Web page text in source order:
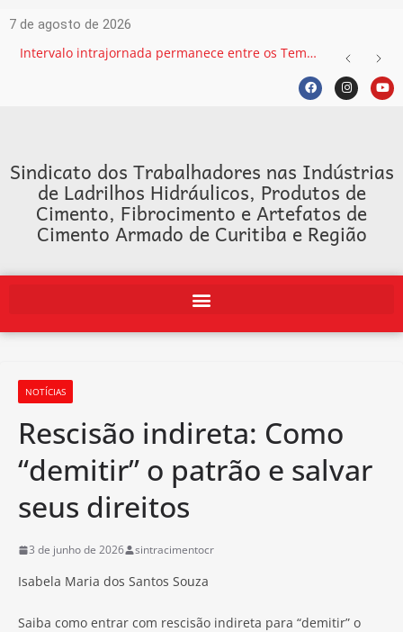
7 de agosto de 2026
Intervalo intrajornada permanece entre os Temas mais recorrentes na Justiça do Trabalho e exige atenção das empresas
Sindicato dos Trabalhadores nas Indústrias
de Ladrilhos Hidráulicos, Produtos de
Cimento, Fibrocimento e Artefatos de
Cimento Armado de Curitiba e Região
NOTÍCIAS
Rescisão indireta: Como
“demitir” o patrão e salvar
seus direitos
3 de junho de 2026 sintracimentocr
Isabela Maria dos Santos Souza
Saiba como entrar com rescisão indireta para “demitir” o